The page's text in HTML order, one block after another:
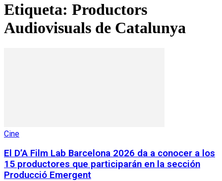
Etiqueta: Productors
Audiovisuals de Catalunya
Cine
El D’A Film Lab Barcelona 2026 da a conocer a los
15 productores que participarán en la sección
Producció Emergent